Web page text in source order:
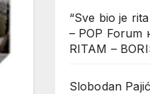
“Sve bio je
– POP Forum
RITAM –
Slobodan Pajić